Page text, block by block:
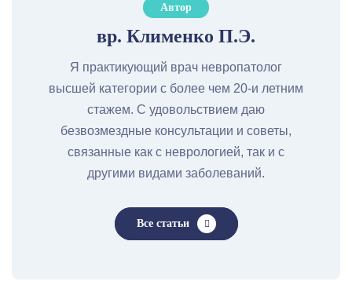
Автор
вр. Клименко П.Э.
Я практикующий врач невропатолог
высшей категории с более чем 20-и летним
стажем. С удовольствием даю
безвозмездные консультации и советы,
связанные как с неврологией, так и с
другими видами заболеваний.
Все статьи